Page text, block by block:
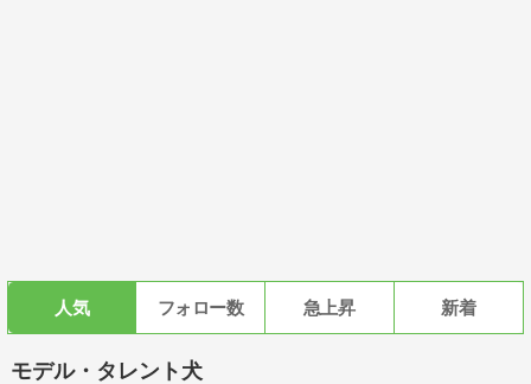
人気 フォロー数 急上昇 新着
モデル・タレント犬